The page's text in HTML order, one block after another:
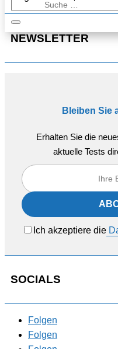
NEWSLETTER
Bleiben Sie
Erhalten Sie die
aktuelle Tests
Ich akzeptiere die
SOCIALS
Folgen
Folgen